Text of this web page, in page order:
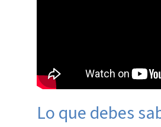
Lo que debes